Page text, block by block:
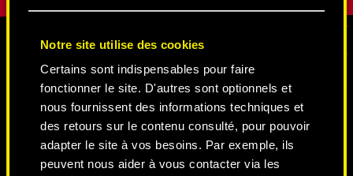
Notre site utilise des cookies
Certains sont indispensables pour faire
fonctionner le site. D'autres sont optionnels et
nous fournissent des informations techniques et
des retours sur le contenu consulté, pour pouvoir
adapter le site à vos besoins. Par exemple, ils
peuvent nous aider à vous contacter via les
MÉDIAS
CYBERPUNK 2077